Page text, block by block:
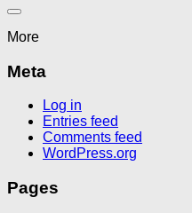
More
Meta
Log in
Entries feed
Comments feed
WordPress.org
Pages